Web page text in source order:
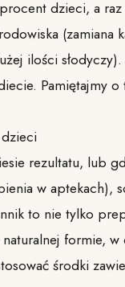
dzieci, a
(zamiana
ilości
Pamiętajmy
rezultatu, lub
w aptekach),
to nie tylko
formie,
środki